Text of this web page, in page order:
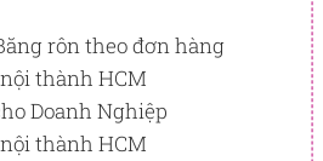
rôn theo đơn hàng
thành HCM
Doanh Nghiệp
thành HCM